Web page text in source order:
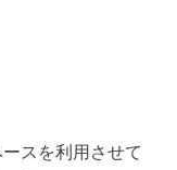
スを利用させて